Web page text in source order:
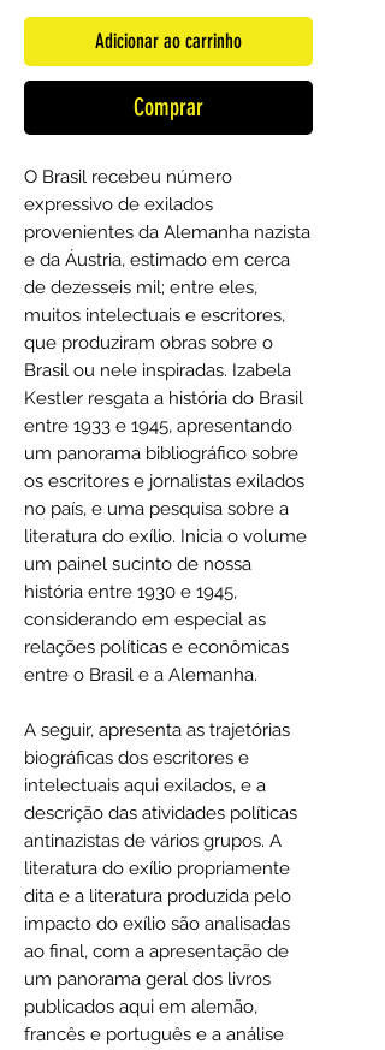
Adicionar ao carrinho
Comprar
O Brasil recebeu número
expressivo de exilados
provenientes da Alemanha nazista
e da Áustria, estimado em cerca
de dezesseis mil; entre eles,
muitos intelectuais e escritores,
que produziram obras sobre o
Brasil ou nele inspiradas. Izabela
Kestler resgata a história do Brasil
entre 1933 e 1945, apresentando
um panorama bibliográfico sobre
os escritores e jornalistas exilados
no país, e uma pesquisa sobre a
literatura do exílio. Inicia o volume
um painel sucinto de nossa
história entre 1930 e 1945,
considerando em especial as
relações políticas e econômicas
entre o Brasil e a Alemanha.
A seguir, apresenta as trajetórias
biográficas dos escritores e
intelectuais aqui exilados, e a
descrição das atividades políticas
antinazistas de vários grupos. A
literatura do exílio propriamente
dita e a literatura produzida pelo
impacto do exílio são analisadas
ao final, com a apresentação de
um panorama geral dos livros
publicados aqui em alemão,
francês e português e a análise